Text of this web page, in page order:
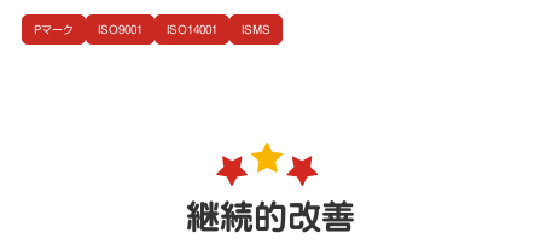
Pマーク ISO9001 ISO14001 ISMS
継続的改善